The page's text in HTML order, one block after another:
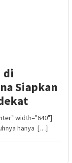
di
Siapkan
width="640"]
hanya […]